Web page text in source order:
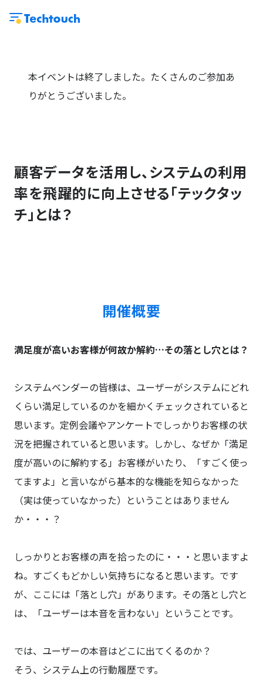
本イベントは終了しました。たくさんのご参加あ
りがとうございました。
顧客データを活用し、システムの利用
率を飛躍的に向上させる「テックタッ
チ」とは？
開催概要
満足度が高いお客様が何故か解約…その落とし穴とは？
システムベンダーの皆様は、ユーザーがシステムにどれ
くらい満足しているのかを細かくチェックされていると
思います。定例会議やアンケートでしっかりお客様の状
況を把握されていると思います。しかし、なぜか「満足
度が高いのに解約する」お客様がいたり、「すごく使っ
てますよ」と言いながら基本的な機能を知らなかった
（実は使っていなかった）ということはありません
か・・・？
しっかりとお客様の声を拾ったのに・・・と思いますよ
ね。すごくもどかしい気持ちになると思います。です
が、ここには「落とし穴」があります。その落とし穴と
は、「ユーザーは本音を言わない」ということです。
では、ユーザーの本音はどこに出てくるのか？
そう、システム上の行動履歴です。